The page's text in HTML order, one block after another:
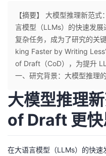
个
人
主
页
我
的
开
发
【摘要】 大模型推理新范
言模型（LLMs）的快速发
复杂任务，成为了研究的关
king Faster by Writing
of Draft（CoD），为提升
一、研究背景：大模型推理
大模型推理
of Draft 更快
在大语言模型（LLMs）的快